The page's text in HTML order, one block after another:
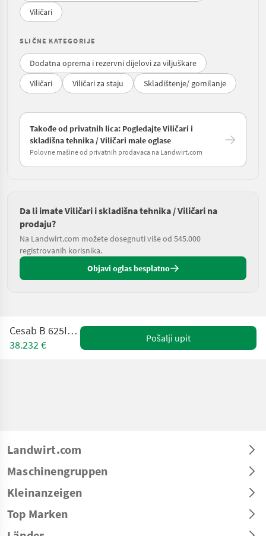
Viličari
SLIČNE KATEGORIJE
Dodatna oprema i rezervni dijelovi za viljuškare
Viličari
Viličari za staju Skladištenje/ gomilanje
Takođe od privatnih lica: Pogledajte Viličari i
skladišna tehnika / Viličari male oglase
Polovne mašine od privatnih prodavaca na Landwirt.com
Da li imate Viličari i skladišna tehnika / Viličari na
prodaju?
Na Landwirt.com možete dosegnuti više od 545.000
registrovanih korisnika.
Objavi oglas besplatno
Cesab B 625II HH 5000
38.232 €
Pošalji upit
Landwirt.com
Maschinengruppen
Kleinanzeigen
Top Marken